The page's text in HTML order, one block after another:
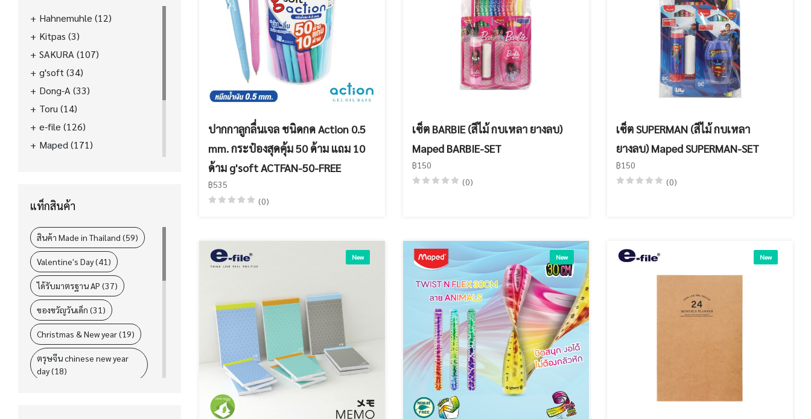
Hahnemuhle (12)
Kitpas (3)
SAKURA (107)
g'soft (34)
Dong-A (33)
Toru (14)
e-file (126)
Maped (171)
ELM
(31)
L&P(4)
แท็กสินค้า
สินค้า Made in Thailand (59)
Valentine's Day (41)
ได้รับมาตรฐาน AP (37)
ของขวัญวันเด็ก (31)
Christmas & New year (19)
ตรุษจีน chinese new year
day (18)
ปากกาลูกลื่นเจล ชนิดกด Action 0.5
mm. กระป๋องสุดคุ้ม 50 ด้าม แถม 10
ด้าม g'soft ACTFAN-50-FREE
฿535
(0)
เซ็ต BARBIE (สีไม้ กบเหลา ยางลบ)
Maped BARBIE-SET
฿150
(0)
เซ็ต SUPERMAN (สีไม้ กบเหลา
ยางลบ) Maped SUPERMAN-SET
฿150
(0)
New New New